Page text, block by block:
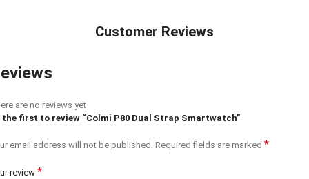
Customer Reviews
are no reviews yet
the first to review “Colmi P80 Dual Strap Smartwatch”
email address will not be published. Required fields are marked *
review *